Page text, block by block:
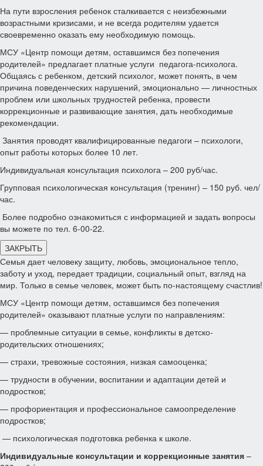
На пути взросления ребенок сталкивается с неизбежными
возрастными кризисами, и не всегда родителям удается
своевременно оказать ему необходимую помощь.
МСУ «Центр помощи детям, оставшимся без попечения
родителей» предлагает платные услуги педагога-психолога.
Общаясь с ребенком, детский психолог, может понять, в чем
причина поведенческих нарушений, эмоционально — личностных
проблем или школьных трудностей ребенка, провести
коррекционные и развивающие занятия, дать необходимые
рекомендации.
Занятия проводят квалифицированные педагоги – психологи,
опыт работы которых более 10 лет.
Индивидуальная консультация психолога – 200 руб/час.
Групповая психологическая консультация (тренинг) – 150 руб. чел/
час.
Более подробно ознакомиться с информацией и задать вопросы
вы можете по тел. 6-00-22.
ЗАКРЫТЬ
Семья дает человеку защиту, любовь, эмоциональное тепло,
заботу и уход, передает традиции, социальный опыт, взгляд на
мир. Только в семье человек, может быть по-настоящему счастлив!
МСУ «Центр помощи детям, оставшимся без попечения
родителей» оказывают платные услуги по направлениям:
— проблемные ситуации в семье, конфликты в детско-
родительских отношениях;
— страхи, тревожные состояния, низкая самооценка;
— трудности в обучении, воспитании и адаптации детей и
подростков;
— профориентация и профессиональное самоопределение
подростков;
— психологическая подготовка ребенка к школе.
Индивидуальные консультации и коррекционные занятия –